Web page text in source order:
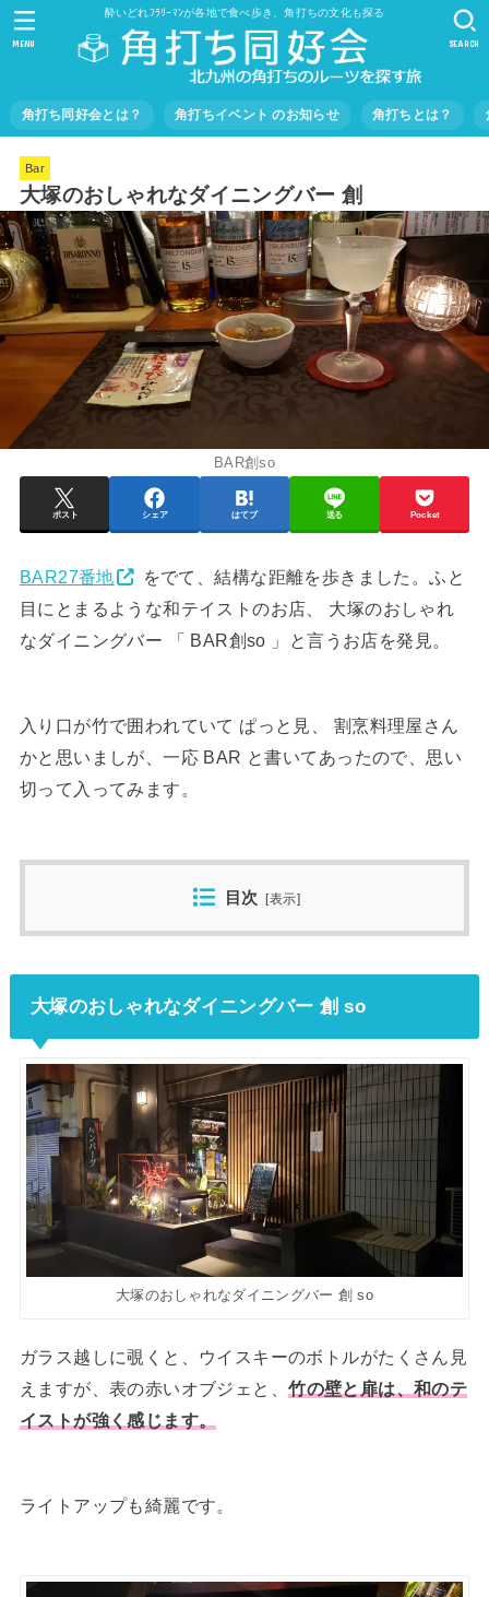
酔いどれﾌﾗﾘｰﾏﾝが各地で食べ歩き、角打ちの文化も探る
角打ち同好会とは？ 角打ちイベント のお知らせ 角打ちとは？
SEARCH
MENU
Bar
大塚のおしゃれなダイニングバー 創
BAR創so
ポスト シェア はてブ 送る Pocket
BAR27番地
をでて、結構な距離を歩きました。ふと
目にとまるような和テイストのお店、 大塚のおしゃれ
なダイニングバー 「 BAR創so 」と言うお店を発見。
入り口が竹で囲われていて ぱっと見、 割烹料理屋さん
かと思いましが、一応 BAR と書いてあったので、思い
切って入ってみます。
目次 [表示]
大塚のおしゃれなダイニングバー 創 so
大塚のおしゃれなダイニングバー 創 so
ガラス越しに覗くと、ウイスキーのボトルがたくさん見
えますが、表の赤いオブジェと、竹の壁と扉は、和のテ
イストが強く感じます。
ライトアップも綺麗です。